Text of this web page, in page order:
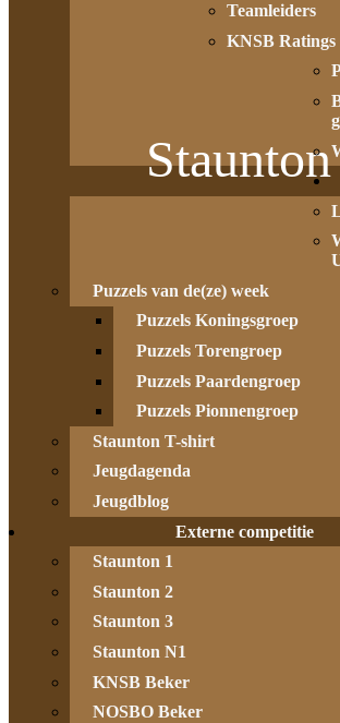
Staunton
Teamleiders
KNSB Ratings
Puzzels van de(ze) week
Puzzels Koningsgroep
Puzzels Torengroep
Puzzels Paardengroep
Puzzels Pionnengroep
Staunton T-shirt
Jeugdagenda
Jeugdblog
Externe competitie
Staunton 1
Staunton 2
Staunton 3
Staunton N1
KNSB Beker
NOSBO Beker